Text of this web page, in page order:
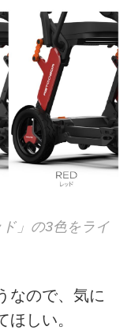
ド」の3色をライ
なので、気に
しい。